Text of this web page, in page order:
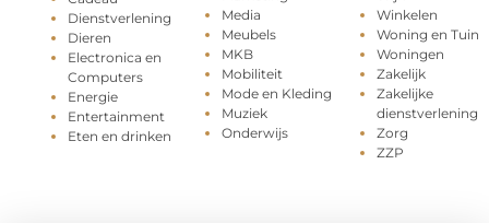
Dienstverlening
Dieren
Electronica en
Computers
Energie
Entertainment
Eten en drinken
Media
Meubels
MKB
Mobiliteit
Mode en Kleding
Muziek
Onderwijs
Winkelen
Woning en Tuin
Woningen
Zakelijk
Zakelijke
dienstverlening
Zorg
ZZP